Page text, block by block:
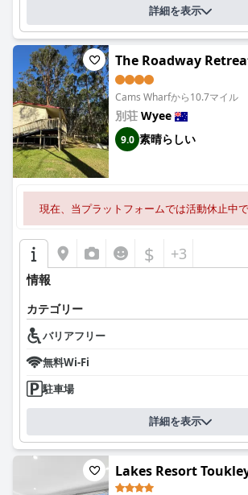
詳細を表示
The Roadway
Cams Wharfから10.7マイル
別荘 Wyee
9.0 素晴らしい
現在、当プラットフォームでは活動休止中で
$ +3
情報
カテゴリー
バリアフリー
無料Wi-Fi
駐車場
詳細を表示
Lakes Resort